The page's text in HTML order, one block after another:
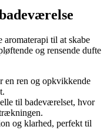
aromaterapi til at skabe
og rensende dufte
en ren og opkvikkende
til badeværelset, hvor
og klarhed, perfekt til